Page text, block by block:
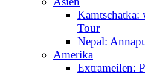
Kamtschatka:
Tour
Nepal:
Amerika
Extrameilen: